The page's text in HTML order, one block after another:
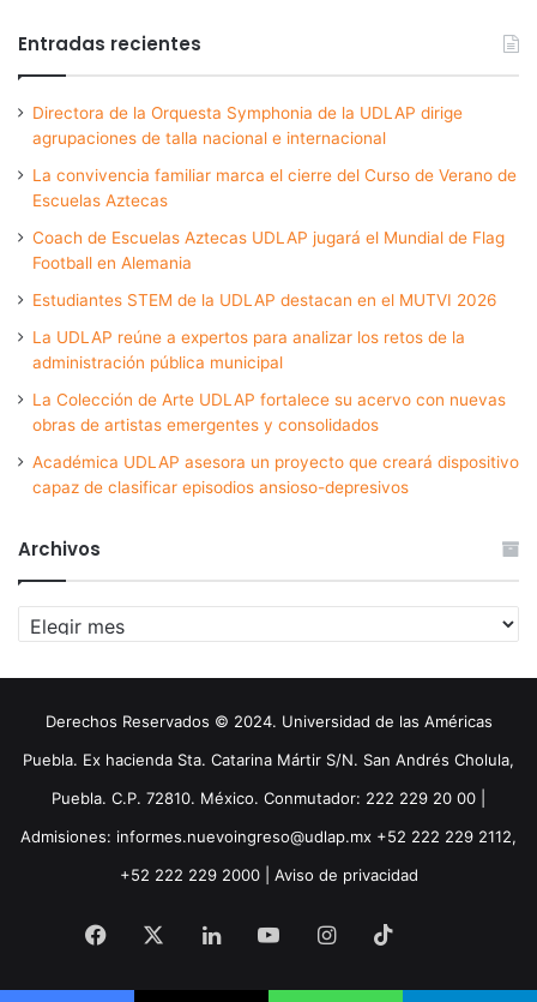
Entradas recientes
Directora de la Orquesta Symphonia de la UDLAP dirige
agrupaciones de talla nacional e internacional
La convivencia familiar marca el cierre del Curso de Verano de
Escuelas Aztecas
Coach de Escuelas Aztecas UDLAP jugará el Mundial de Flag
Football en Alemania
Estudiantes STEM de la UDLAP destacan en el MUTVI 2026
La UDLAP reúne a expertos para analizar los retos de la
administración pública municipal
La Colección de Arte UDLAP fortalece su acervo con nuevas
obras de artistas emergentes y consolidados
Académica UDLAP asesora un proyecto que creará dispositivo
capaz de clasificar episodios ansioso-depresivos
Archivos
Archivos
Derechos Reservados © 2024. Universidad de las Américas
Puebla. Ex hacienda Sta. Catarina Mártir S/N. San Andrés Cholula,
Puebla. C.P. 72810. México. Conmutador: 222 229 20 00 |
Admisiones: informes.nuevoingreso@udlap.mx +52 222 229 2112,
+52 222 229 2000 | Aviso de privacidad
Facebook LinkedInYouTubeInstagram